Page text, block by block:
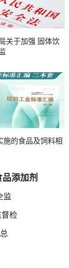
关于加强 固体饮
施的食品及饲料相
添加剂
监
督检